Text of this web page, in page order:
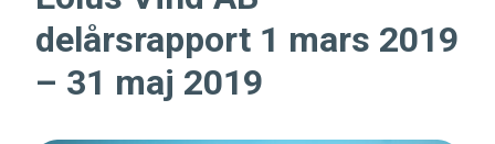
delårsrapport 1 mars 2019
– 31 maj 2019